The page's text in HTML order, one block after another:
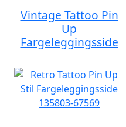
Vintage Tattoo Pin
Up
Fargeleggingsside